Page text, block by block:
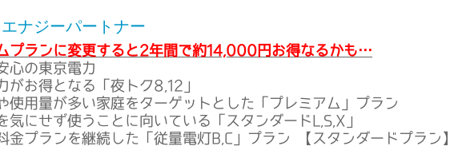
ナジーパートナー
プランに変更すると2年間で約14,000円お得なるかも…
心の東京電力
がお得となる「夜トク8,12」
使用量が多い家庭をターゲットとした「プレミアム」プラン
気にせず使うことに向いている「スタンダードL,S,X」
金プランを継続した「従量電灯B,C」プラン 【スタンダードプラン】